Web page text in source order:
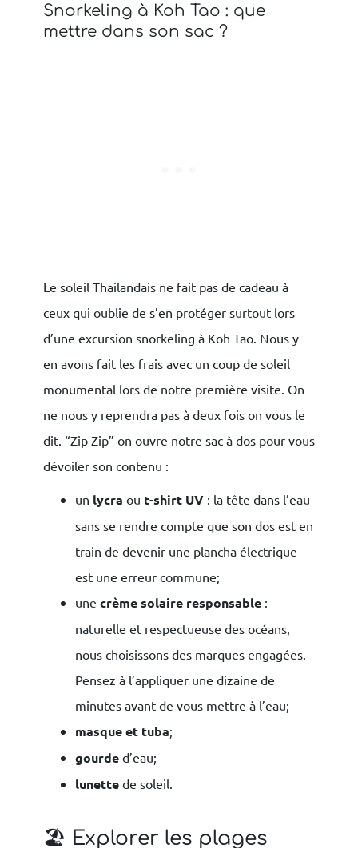
Snorkeling à Koh Tao : que
mettre dans son sac ?
Le soleil Thailandais ne fait pas de cadeau à
ceux qui oublie de s’en protéger surtout lors
d’une excursion snorkeling à Koh Tao. Nous y
en avons fait les frais avec un coup de soleil
monumental lors de notre première visite. On
ne nous y reprendra pas à deux fois on vous le
dit. “Zip Zip” on ouvre notre sac à dos pour vous
dévoiler son contenu :
un lycra ou t-shirt UV: la tête dans l’eau
sans se rendre compte que son dos est en
train de devenir une plancha électrique
est une erreur commune;
une crème solaire responsable:
naturelle et respectueuse des océans,
nous choisissons des marques engagées.
Pensez à l’appliquer une dizaine de
minutes avant de vous mettre à l’eau;
masque et tuba;
gourde d’eau;
lunette de soleil.
🏖 Explorer les plages